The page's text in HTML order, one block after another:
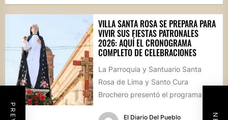
VILLA SANTA ROSA SE PREPARA PARA
VIVIR SUS FIESTAS PATRONALES
2026: AQUÍ EL CRONOGRAMA
COMPLETO DE CELEBRACIONES
La Parroquia y Santuario Santa
Rosa de Lima y Santo Cura
Brochero presentó el programa
El Diario Del Pueblo